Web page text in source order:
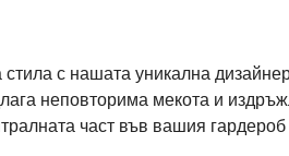
с нашата уникална
неповторима мекота и
част във вашия гардероб